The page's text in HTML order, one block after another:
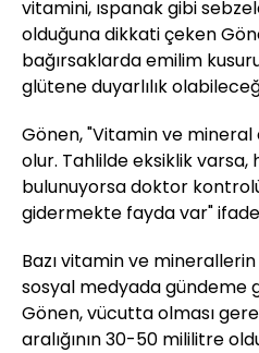
vitamini, ıspanak gibi
olduğuna dikkati çeken
bağırsaklarda emilim
glütene duyarlılık
Gönen, "Vitamin ve
olur. Tahlilde eksiklik varsa,
bulunuyorsa doktor
gidermekte fayda var"
Bazı vitamin ve
sosyal medyada gündeme
Gönen, vücutta olması
aralığının 30-50 mililitre